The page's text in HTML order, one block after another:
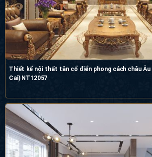
Thiết kế nội thất tân cổ điển phong cách châu
Cai) NT12057